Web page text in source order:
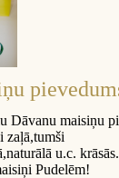
Dāvanu maisiņu
zaļā,tumši
u.c.
Pudelēm!